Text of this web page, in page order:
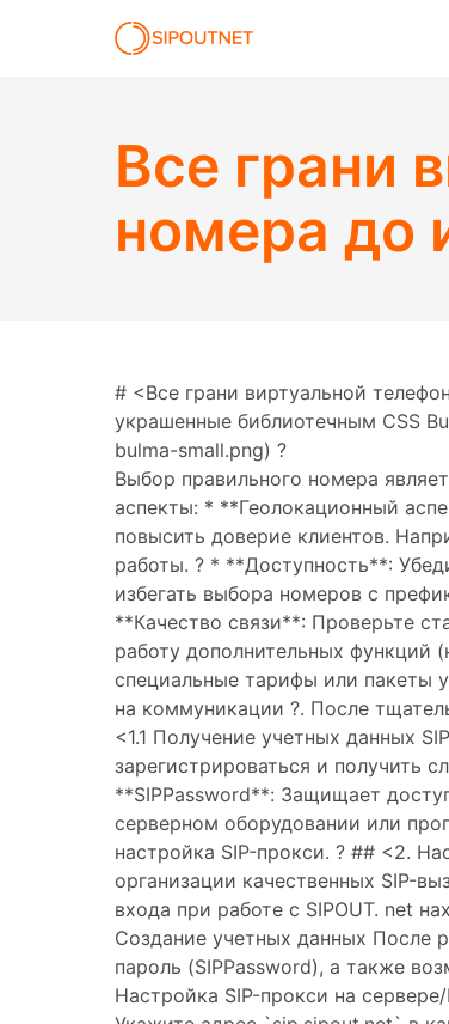
Все грани
номера до
# <Все грани виртуальной
украшенные библиотечным CSS
bulma-small.png) ?
Выбор правильного номера
аспекты: * **Геолокационный
повысить доверие клиентов.
работы. ? * **Доступность**:
избегать выбора номеров с
**Качество связи**: Проверьте
работу дополнительных функций
специальные тарифы или пакеты
на коммуникации ?. После
<1.1 Получение учетных данных
зарегистрироваться и получить
**SIPPassword**: Защищает
серверном оборудовании или
настройка SIP-прокси. ?️ ## <2.
организации качественных SIP-
входа при работе с SIPOUT. net
Создание учетных данных После
пароль (SIPPassword), а также
Настройка SIP-прокси на